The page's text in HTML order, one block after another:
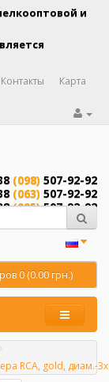
и
Контакты
Карта
(098) 507-92-92
(063) 507-92-92
(095)507-92-92
0 (0.00 грн.)
RCA, gold, диам.-